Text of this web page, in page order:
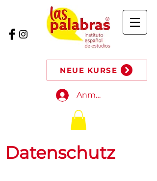
NEUE KURSE
Anmelden
Datenschutz